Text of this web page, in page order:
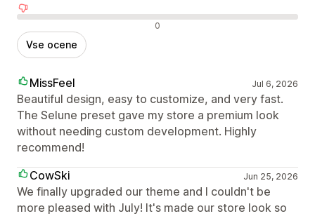
0
Vse ocene
MissFeel Jul 6, 2026
Beautiful design, easy to customize, and very fast.
The Selune preset gave my store a premium look
without needing custom development. Highly
recommend!
CowSki
Jun 25, 2026
We finally upgraded our theme and I couldn't be
more pleased with July! It's made our store look so